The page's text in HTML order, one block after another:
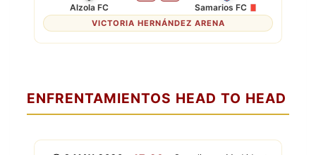
Alzola FC Samarios FC
VICTORIA HERNÁNDEZ ARENA
ENFRENTAMIENTOS HEAD TO HEAD